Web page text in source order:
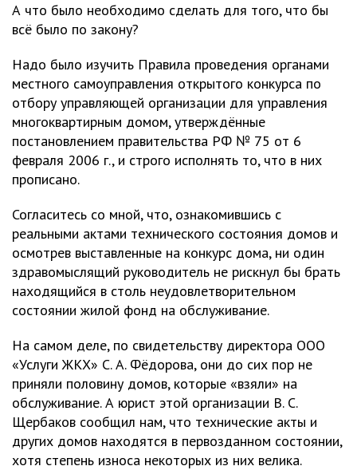
А что было необходимо сделать для того, что бы
всё было по закону?
Надо было изучить Правила проведения органами
местного самоуправления открытого конкурса по
отбору управляющей организации для управления
многоквартирным домом, утверждённые
постановлением правительства РФ № 75 от 6
февраля 2006 г., и строго исполнять то, что в них
прописано.
Согласитесь со мной, что, ознакомившись с
реальными актами технического состояния домов и
осмотрев выставленные на конкурс дома, ни один
здравомыслящий руководитель не рискнул бы брать
находящийся в столь неудовлетворительном
состоянии жилой фонд на обслуживание.
На самом деле, по свидетельству директора ООО
«Услуги ЖКХ» С. А. Фёдорова, они до сих пор не
приняли половину домов, которые «взяли» на
обслуживание. А юрист этой организации В. С.
Щербаков сообщил нам, что технические акты и
других домов находятся в первозданном состоянии,
хотя степень износа некоторых из них велика.